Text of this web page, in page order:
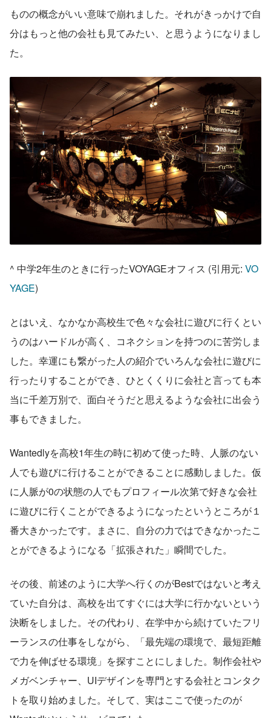
ものの概念がいい意味で崩れました。それがきっかけで自
分はもっと他の会社も見てみたい、と思うようになりまし
た。
^ 中学2年生のときに行ったVOYAGEオフィス (引用元: VO
YAGE)
とはいえ、なかなか高校生で色々な会社に遊びに行くとい
うのはハードルが高く、コネクションを持つのに苦労しま
した。幸運にも繋がった人の紹介でいろんな会社に遊びに
行ったりすることができ、ひとくくりに会社と言っても本
当に千差万別で、面白そうだと思えるような会社に出会う
事もできました。
Wantedlyを高校1年生の時に初めて使った時、人脈のない
人でも遊びに行けることができることに感動しました。仮
に人脈が0の状態の人でもプロフィール次第で好きな会社
に遊びに行くことができるようになったというところが１
番大きかったです。まさに、自分の力ではできなかったこ
とができるようになる「拡張された」瞬間でした。
その後、前述のように大学へ行くのがBestではないと考え
ていた自分は、高校を出てすぐには大学に行かないという
決断をしました。その代わり、在学中から続けていたフリ
ーランスの仕事をしながら、「最先端の環境で、最短距離
で力を伸ばせる環境」を探すことにしました。制作会社や
メガベンチャー、UIデザインを専門とする会社とコンタク
トを取り始めました。そして、実はここで使ったのが